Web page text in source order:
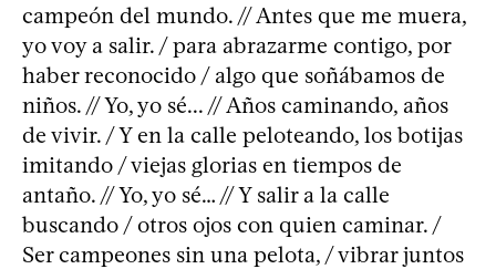
campeón del mundo. // Antes que me muera,
yo voy a salir. / para abrazarme contigo, por
haber reconocido / algo que soñábamos de
niños. // Yo, yo sé... // Años caminando, años
de vivir. / Y en la calle peloteando, los botijas
imitando / viejas glorias en tiempos de
antaño. // Yo, yo sé… // Y salir a la calle
buscando / otros ojos con quien caminar. /
Ser campeones sin una pelota, / vibrar juntos